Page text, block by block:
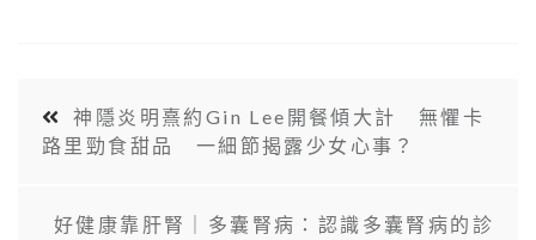
神隱炎明熹約Gin Lee開餐傾大計 無懼卡
路里勁食甜品 一細節揭露少女心事？
好健康靠肝腎｜多囊腎病：認識多囊腎病的診